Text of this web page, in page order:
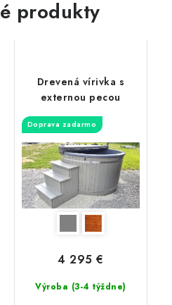
produkty
Drevená vírivka s
externou pecou
Doprava zadarmo
Výroba (3-4 týždne)
4 295 €